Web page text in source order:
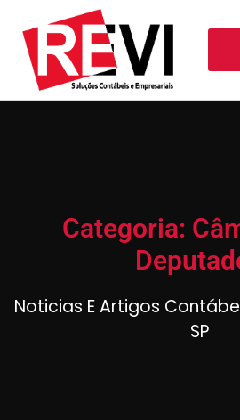
Categoria:
Noticias E Artigos
SP